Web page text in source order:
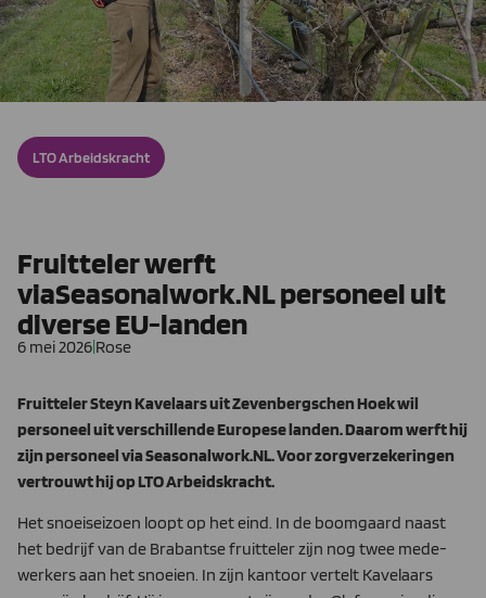
LTO Arbeidskracht
Fruitteler werft
viaSeasonalwork.NL personeel uit
diverse EU-landen
6 mei 2026|Rose
Fruitteler Steyn Kavelaars uit Zevenbergschen Hoek wil
personeel uit verschillende Europese landen. Daarom werft hij
zijn personeel via Seasonalwork.NL. Voor zorgverzekeringen
vertrouwt hij op LTO Arbeidskracht.
Het snoeiseizoen loopt op het eind. In de boomgaard naast
het bedrijf van de Brabantse fruitteler zijn nog twee mede­
werkers aan het snoeien. In zijn kantoor vertelt Kavelaars